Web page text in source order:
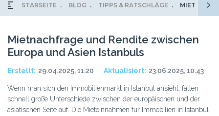
STARSEITE BLOG TIPPS & RATSCHLÄGE
Mietnachfrage und Rendite zwischen
Europa und Asien Istanbuls
Erstellt: 29.04.2025, 11.20 Aktualisiert: 23.06.2025, 10.43
Wenn man sich den Immobilienmarkt in Istanbul ansieht, fallen
schnell große Unterschiede zwischen der europäischen und der
asiatischen Seite auf. Die Mieteinnahmen für Immobilien in Istanbul